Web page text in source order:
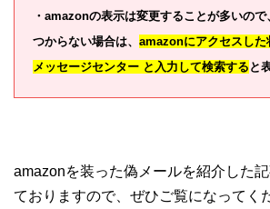
・amazonの表示は変更することが多いの
つからない場合は、 amazonにアクセスした
メッセージセンター と入力して検索する と
amazonを装った偽メールを紹介した
ておりますので、ぜひご覧になってく